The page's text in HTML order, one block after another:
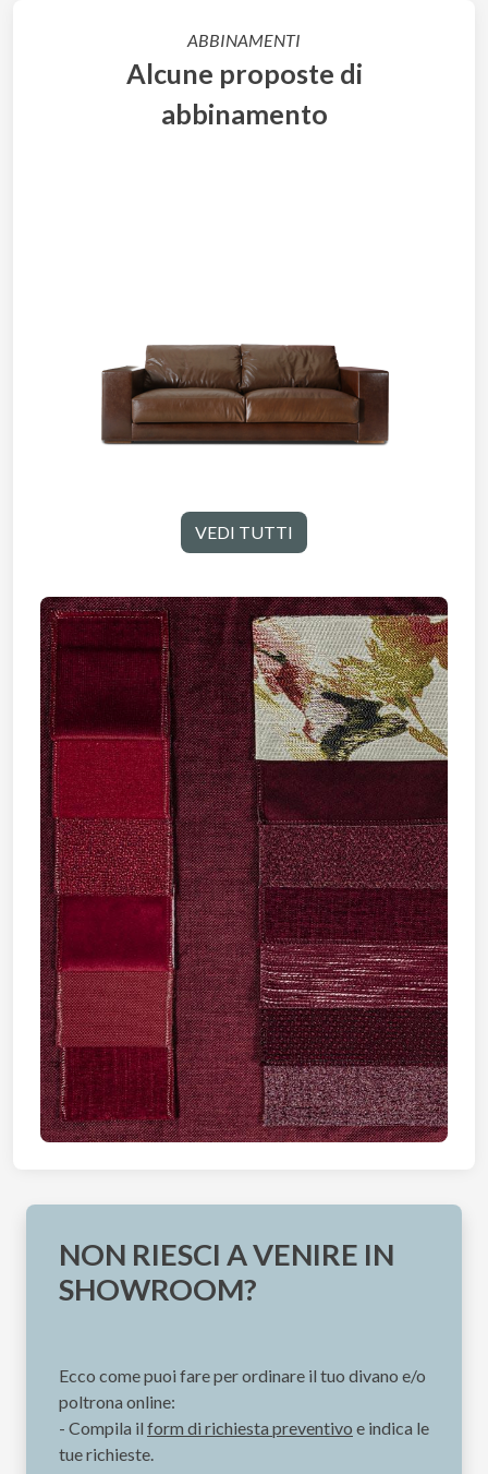
ABBINAMENTI
Alcune proposte di
abbinamento
VEDI TUTTI
NON RIESCI A VENIRE IN
SHOWROOM?
Ecco come puoi fare per ordinare il tuo divano e/o
poltrona online:
- Compila il form di richiesta preventivo e indica le
tue richieste.